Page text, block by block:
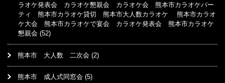
ラオケ発表会 カラオケ懇親会 カラオケ会 熊本市カラオケパー
ティ 熊本市カラオケ貸切 熊本市大人数カラオケ 熊本市カラオ
ケ大会 熊本市カラオケで宴会 カラオケ発表会 熊本市カラオケ
懇親会 (52)
熊本市 大人数 二次会 (2)
熊本市 成人式同窓会 (5)